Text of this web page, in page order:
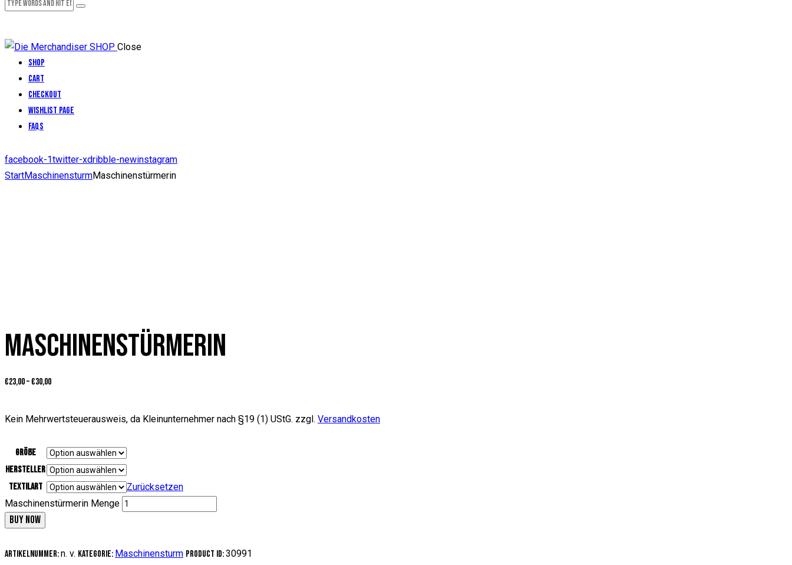
Close
Shop
Cart
Checkout
Wishlist Page
FAQs
facebook-1twitter-xdribble-newinstagram
StartMaschinensturmMaschinenstürmerin
MASCHINENSTÜRMERIN
€23,00–€30,00
Kein Mehrwertsteuerausweis, da Kleinunternehmer nach §19 (1) UStG. zzgl. Versandkosten
Größe
Hersteller
Textilart
Zurücksetzen
Maschinenstürmerin Menge
BUY NOW
Artikelnummer:n. v. Kategorie: Maschinensturm Product ID:30991